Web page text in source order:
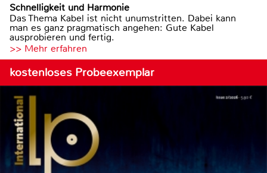
Schnelligkeit und Harmonie
Das Thema Kabel ist nicht unumstritten. Dabei kann
man es ganz pragmatisch angehen: Gute Kabel
ausprobieren und fertig.
>> Mehr erfahren
kostenloses Probeexemplar